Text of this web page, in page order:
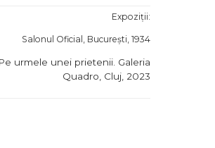
Expoziții:
Salonul Oficial, București, 1934
e urmele unei prietenii. Galeria
Quadro, Cluj, 2023